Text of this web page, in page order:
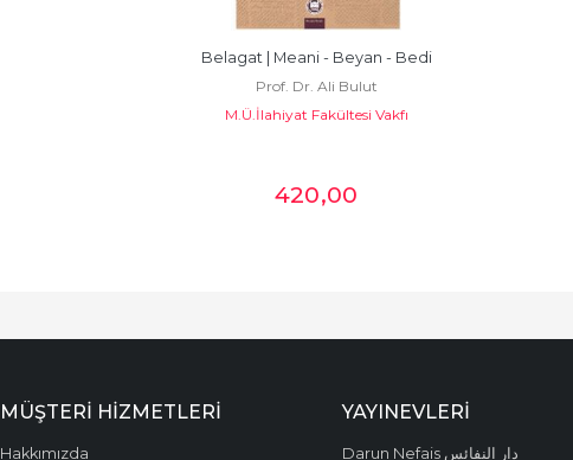
Belagat | Meani - Beyan - Bedi
Prof. Dr. Ali Bulut
M.Ü.İlahiyat Fakültesi Vakfı
420,00
MÜŞTERI HIZMETLERI
Hakkımızda
YAYINEVLERI
Darun Nefais دار النفائس